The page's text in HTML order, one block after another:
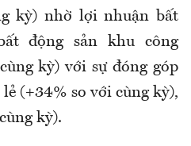
kỳ) nhờ lợi nhuận bất
động sản khu công
kỳ) với sự đóng góp
(+34% so với cùng kỳ),
kỳ).